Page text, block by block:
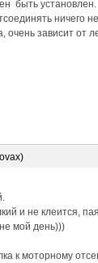
быть установлен.
ничего
очень зависит от
и не клеится,
мой день)))
к моторному